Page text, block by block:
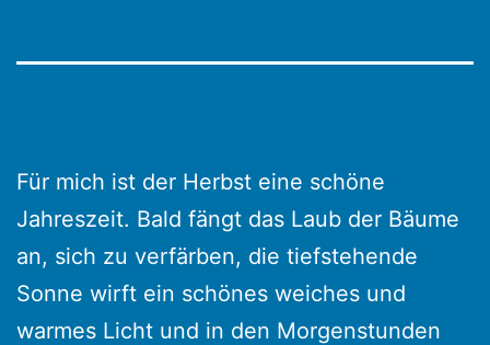
Für mich ist der Herbst eine schöne
Jahreszeit. Bald fängt das Laub der Bäume
an, sich zu verfärben, die tiefstehende
Sonne wirft ein schönes weiches und
warmes Licht und in den Morgenstunden